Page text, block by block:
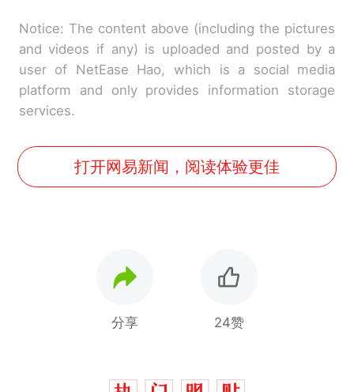
Notice: The content above (including the pictures
and videos if any) is uploaded and posted by a
user of NetEase Hao, which is a social media
platform and only provides information storage
services.
打开网易新闻，阅读体验更佳
分享 24赞